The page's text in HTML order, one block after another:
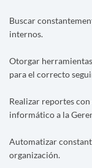
Buscar
internos.
Otorgar
para el correcto
Realizar reportes
informático a la
Automatizar
organización.